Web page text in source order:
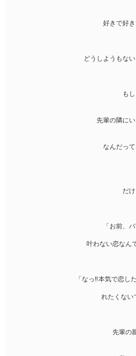
好きで好
どうしようもな
も
先輩の隣に
なんだっ
だ
「お前、
叶わない恋なん
「なっ‼︎本気で恋し
れたくない
先輩の